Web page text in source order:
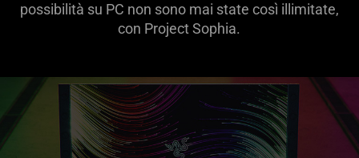
possibilità su PC non sono mai state così illimitate,
con Project Sophia.